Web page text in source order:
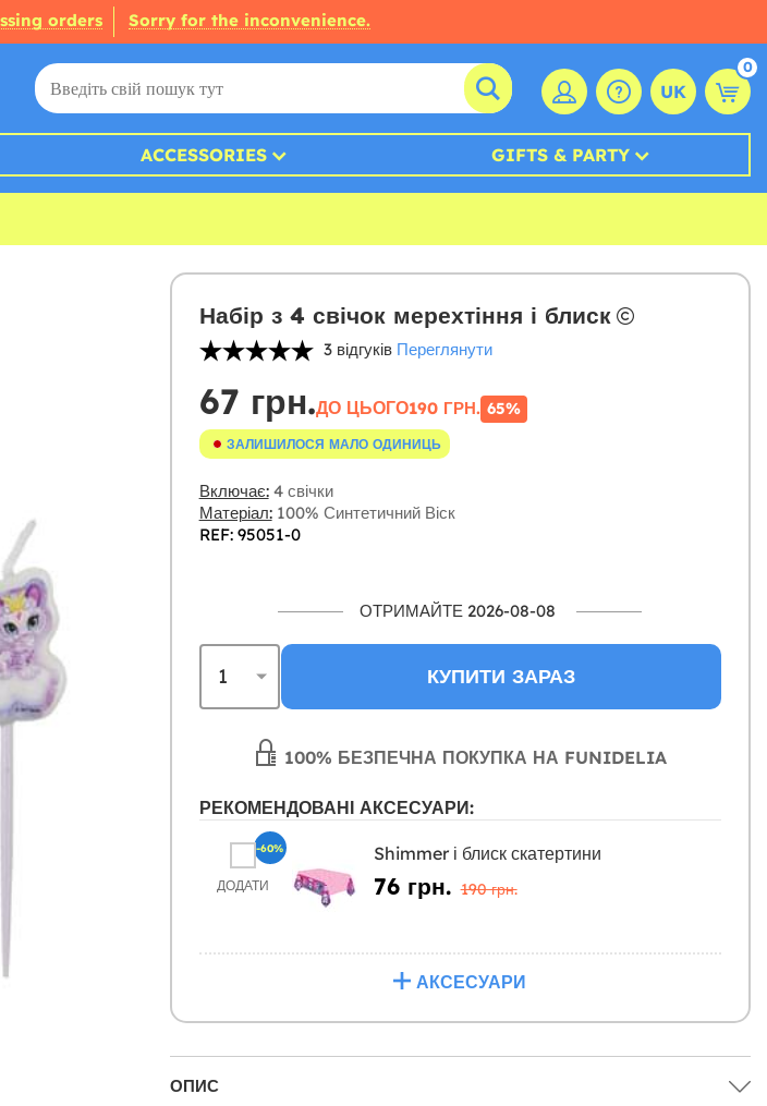
orders Sorry for the inconvenience.
UK
0
ACCESSORIES GIFTS & PARTY
Набір з 4 свічок мерехтіння і блиск
3 відгуків Переглянути
67 грн.ДО ЦЬОГО190 ГРН. 65%
ЗАЛИШИЛОСЯ МАЛО ОДИНИЦЬ
Включає:4 свічки
Матеріал:100% Синтетичний Віск
REF: 95051-0
ОТРИМАЙТЕ 2026-08-08
КУПИТИ ЗАРАЗ
100% БЕЗПЕЧНА ПОКУПКА НА FUNIDELIA
РЕКОМЕНДОВАНІ АКСЕСУАРИ:
ДОДАТИ
Shimmer і блиск скатертини
76 грн. 190 грн.
-60%
АКСЕСУАРИ
ОПИС